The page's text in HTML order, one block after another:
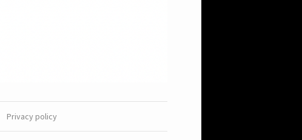
Privacy policy